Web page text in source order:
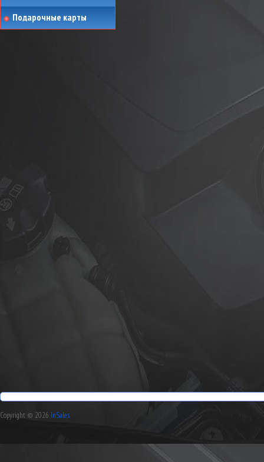
Подарочные карты
Copyright © 2026 InSales